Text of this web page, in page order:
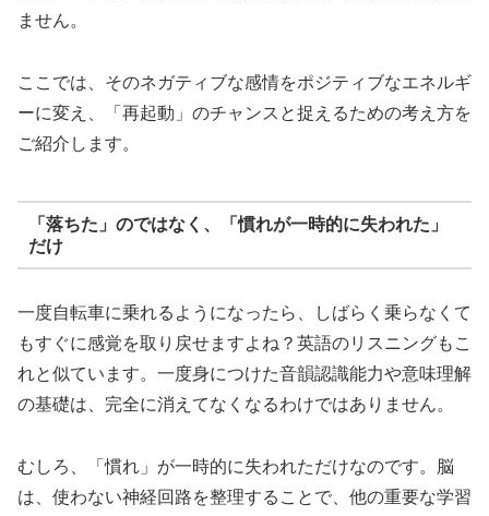
ません。
ここでは、そのネガティブな感情をポジティブなエネルギ
ーに変え、「再起動」のチャンスと捉えるための考え方を
ご紹介します。
「落ちた」のではなく、「慣れが一時的に失われた」
だけ
一度自転車に乗れるようになったら、しばらく乗らなくて
もすぐに感覚を取り戻せますよね？英語のリスニングもこ
れと似ています。一度身につけた音韻認識能力や意味理解
の基礎は、完全に消えてなくなるわけではありません。
むしろ、「慣れ」が一時的に失われただけなのです。脳
は、使わない神経回路を整理することで、他の重要な学習